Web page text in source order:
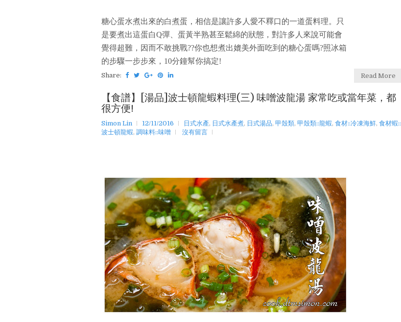
糖心蛋水煮出來的白煮蛋，相信是讓許多人愛不釋口的一道蛋料理。只
是要煮出這蛋白Q彈、蛋黃半熟甚至鬆綿的狀態，對許多人來說可能會
覺得超難，因而不敢挑戰??你也想煮出媲美外面吃到的糖心蛋嗎?照冰箱
的步驟一步步來，10分鐘幫你搞定!
Share: Read More
【食譜】[湯品]波士頓龍蝦料理(三) 味噌波龍湯 家常吃或當年菜，都
很方便!
Simon Lin 12/11/2016 日式水產, 日式水產煮, 日式湯品, 甲殼類, 甲殼類::龍蝦, 食材::冷凍海鮮, 食材蝦::
波士頓龍蝦, 調味料::味噌 沒有留言